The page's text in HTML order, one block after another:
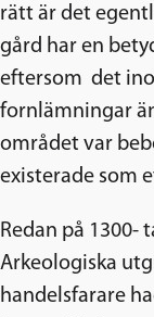
rätt är det
gård har en
eftersom det
fornlämningar
området var
existerade som
Redan på 1300-
Arkeologiska
handelsfarare